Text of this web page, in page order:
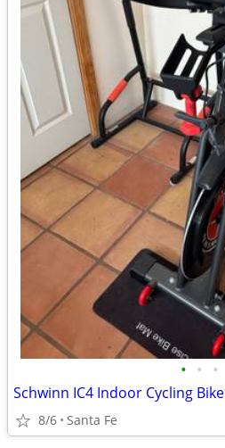
• • •
Schwinn IC4 Indoor Cycling Bike
8/6 Santa Fe